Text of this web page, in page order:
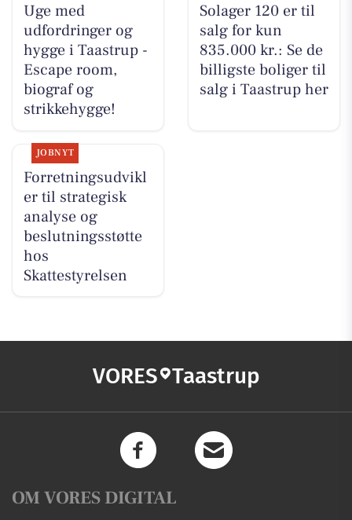
Uge med
udfordringer og
hygge i Taastrup -
Escape room,
biograf og
strikkehygge!
Solager 120 er til
salg for kun
835.000 kr.: Se de
billigste boliger til
salg i Taastrup her
JOBNYT
Forretningsudvikl
er til strategisk
analyse og
beslutningsstøtte
hos
Skattestyrelsen
VORES Taastrup
OM VORES DIGITAL